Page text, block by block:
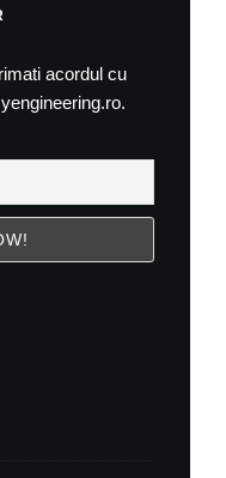
acordul cu